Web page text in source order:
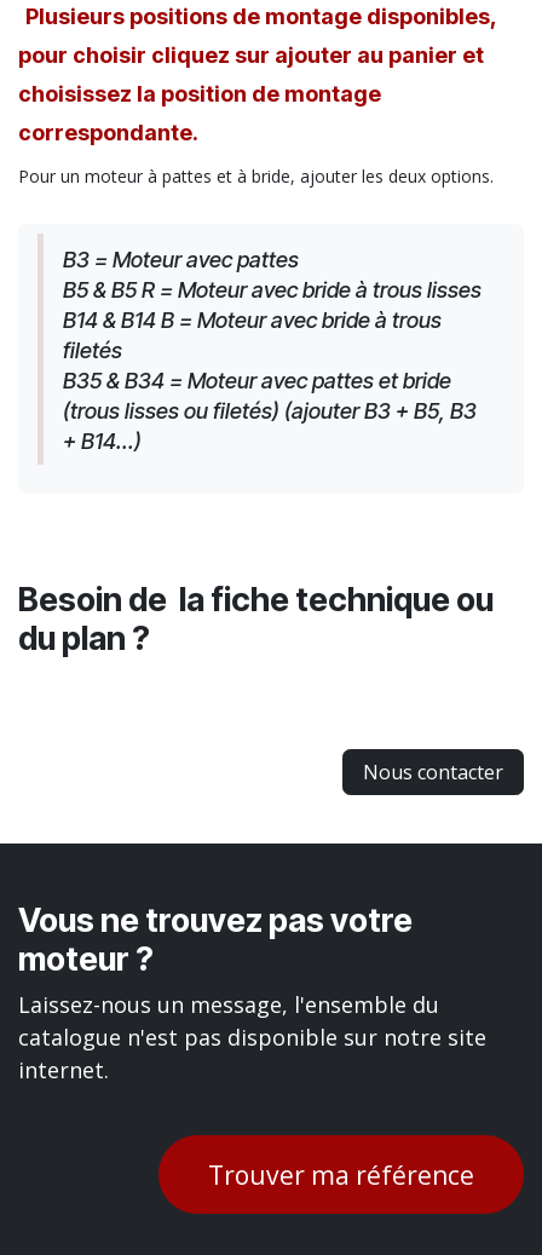
Plusieurs positions de montage disponibles,
pour choisir cliquez sur ajouter au panier et
choisissez la position de montage
correspondante.
Pour un moteur à pattes et à bride, ajouter les deux options.
B3 = Moteur avec pattes
B5 & B5 R = Moteur avec bride à trous lisses
B14 & B14 B = Moteur avec bride à trous
filetés
B35 & B34 = Moteur avec pattes et bride
(trous lisses ou filetés) (ajouter B3 + B5, B3
+ B14...)
Besoin de la fiche technique ou
du plan ?
Nous contacter
Vous ne trouvez pas votre
moteur ?
Laissez-nous un message, l'ensemble du
catalogue n'est pas disponible sur notre site
internet.
Trouver ma référence